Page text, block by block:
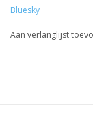
Vijl 100/180
Remover
Bluesky
Aan verlanglijst